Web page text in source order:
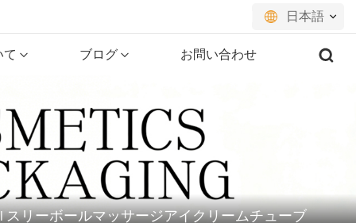
日本語
русский
español
ブログ お問い合わせ
スリーボールマッサージアイクリームチューブ